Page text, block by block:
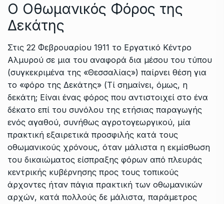
Ο Οθωμανικός Φόρος της
Δεκάτης
Στις 22 Φεβρουαρίου 1911 το Εργατικό Κέντρο
Αλμυρού σε μια του αναφορά δια μέσου του τύπου
(συγκεκριμένα της «Θεσσαλίας») παίρνει θέση για
το «φόρο της Δεκάτης» (Τί σημαίνει, όμως, η
δεκάτη; Είναι ένας φόρος που αντιστοιχεί στο ένα
δέκατο επί του συνόλου της ετήσιας παραγωγής
ενός αγαθού, συνήθως αγροτογεωργικού, μία
πρακτική εξαιρετικά προσφιλής κατά τους
οθωμανικούς χρόνους, όταν μάλιστα η εκμίσθωση
του δικαιώματος είσπραξης φόρων από πλευράς
κεντρικής κυβέρνησης προς τους τοπικούς
άρχοντες ήταν πάγια πρακτική των οθωμανικών
αρχών, κατά πολλούς δε μάλιστα, παράμετρος